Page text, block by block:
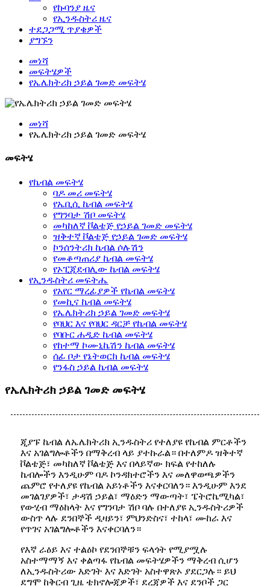
የኩባንያ ዜና
የኢንዱስትሪ ዜና
ተደጋጋሚ ጥያቄዎች
ያግኙን
መነሻ
መፍትሄዎች
የኤሌክትሪክ ኃይል ገመድ መፍትሄ
መነሻ
የኤሌክትሪክ ኃይል ገመድ መፍትሄ
መፍትሄ
የኬብል መፍትሄ
ባዶ መሪ መፍትሄ
የኤቢሲ ኬብል መፍትሄ
የግንባታ ሽቦ መፍትሄ
መካከለኛ ቮልቴጅ የኃይል ገመድ መፍትሄ
ዝቅተኛ ቮልቴጅ የኃይል ገመድ መፍትሄ
ኮንሰንትሪክ ኬብል ሶሉሽን
የመቆጣጠሪያ ኬብል መፍትሄ
የኦፒጂደብሊው ኬብል መፍትሄ
የኢንዱስትሪ መፍትሔ
የአየር ማረፊያዎች የኬብል መፍትሄ
የመኪና ኬብል መፍትሄ
የኤሌክትሪክ ኃይል ገመድ መፍትሄ
የባህር እና የባህር ዳርቻ የኬብል መፍትሄ
የባቡር ሐዲድ ኬብል መፍትሄ
የከተማ ኮሙኒኬሽን ኬብል መፍትሄ
ሰፊ ቦታ የኔትወርክ ኬብል መፍትሄ
የንፋስ ኃይል ኬብል መፍትሄ
የኤሌክትሪክ ኃይል ገመድ መፍትሄ
ጂያፑ ኬብል ለኤሌክትሪክ ኢንዱስትሪ የተለያዩ የኬብል ምርቶችን
እና አገልግሎቶችን በማቅረብ ላይ ያተኩራል። በተለምዶ ዝቅተኛ
ቮልቴጅ፣ መካከለኛ ቮልቴጅ እና በላይኛው ክፍል የተከለሉ
ኬብሎችን እንዲሁም ባዶ ኮንዳክተሮችን እና መለዋወጫዎችን
ጨምሮ የተለያዩ የኬብል አይነቶችን እናቀርባለን። እንዲሁም እንደ
መገልገያዎች፣ ታዳሽ ኃይል፣ ማዕድን ማውጣት፣ ፔትሮኬሚካል፣
የውሂብ ማዕከላት እና የግንባታ ሽቦ ባሉ በተለያዩ ኢንዱስትሪዎች
ውስጥ ላሉ ደንበኞች ዲዛይን፣ ምህንድስና፣ ተከላ፣ ሙከራ እና
የጥገና አገልግሎቶችን እናቀርባለን።
የእኛ ራዕይ እና ተልዕኮ የደንበኞቹን ፍላጎት የሚያሟሉ
አስተማማኝ እና ቀልጣፋ የኬብል መፍትሄዎችን ማቅረብ ሲሆን
ለኢንዱስትሪው እድገት እና እድገት አስተዋጽኦ ያደርጋሉ። ይህ
ደግሞ ከቅርብ ጊዜ ቴክኖሎጂዎች፣ ደረጃዎች እና ደንቦች ጋር